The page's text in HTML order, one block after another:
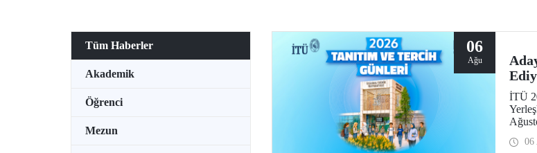
Tüm Haberler
Akademik
Öğrenci
Mezun
06
Ağu
İTÜ
06